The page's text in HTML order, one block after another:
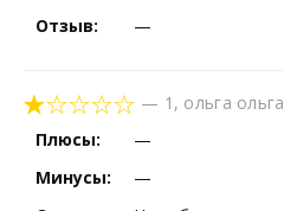
Отзыв:
—
— 1 , ольга ольга
Плюсы:
—
Минусы:
—